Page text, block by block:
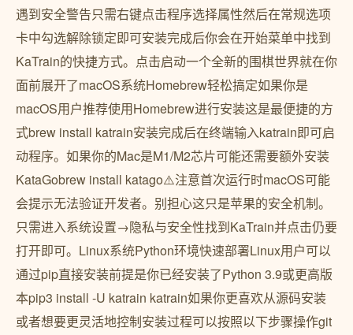
遇到安全警告只需右键点击程序选择属性然后在常规选项
卡中勾选解除锁定即可安装完成后你会在开始菜单中找到
KaTrain的快捷方式。点击启动一个全新的围棋世界就在你
面前展开了macOS系统Homebrew轻松搞定如果你是
macOS用户推荐使用Homebrew进行安装这是最便捷的方
式brew install katrain安装完成后在终端输入katrain即可启
动程序。如果你的Mac是M1/M2芯片可能还需要额外安装
KataGobrew install katago⚠️注意首次运行时macOS可能
会提示无法验证开发者。别担心这只是苹果的安全机制。
只需进入系统设置→隐私与安全性找到KaTrain并点击仍要
打开即可。Linux系统Python环境快速部署Linux用户可以
通过pip直接安装前提是你已经安装了Python 3.9或更高版
本pip3 install -U katrain katrain如果你更喜欢从源码安装
或者想要更灵活地控制安装过程可以按照以下步骤操作git